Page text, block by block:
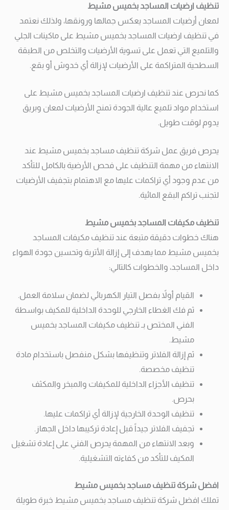
تنظيف ارضيات المساجد بخميس مشيط
لمعان أرضيات المساجد يعكس جمالها ورونقها، ولذلك نعتمد
في تنظيف ارضيات المساجد بخميس مشيط على ماكينات الجلي
والتلميع التي تعمل على تسوية الأرضيات والتخلص من الطبقة
السطحية المتراكمة على الأرضيات لإزالة أي خدوش أو بقع.
كما نحرص عند تنظيف ارضيات المساجد بخميس مشيط على
استخدام مواد تلميع عالية الجودة تمنح الأرضيات لمعان وبريق
يدوم لوقت طويل.
يحرص فريق عمل شركة تنظيف مساجد بخميس مشيط عند
الانتهاء من مهمة التنظيف على فحص الأرضية بالكامل للتأكد
من عدم وجود أي تراكمات عليها مع الاهتمام بتجفيف الأرضيات
لتجنب تراكم البقع المائية.
تنظيف مكيفات المساجد بخميس مشيط
هناك خطوات دقيقة متبعة عند تنظيف مكيفات المساجد
بخميس مشيط مما يهدف إلى إزالة الأتربة وتحسين جودة الهواء
داخل المساجد، والخطوات كالتالي:
القيام أولاً بفصل التيار الكهربائي لضمان سلامة العمل.
ثم فك الغطاء الخارجي للوحدة الداخلية للمكيف بواسطة
الفني المختص بـ تنظيف مكيفات المساجد بخميس
مشيط.
ثم إزالة الفلاتر وتنظيفها بشكل منفصل باستخدام مادة
تنظيف مخصصة.
تنظيف الأجزاء الداخلية للمكيفات والمبخر والمكثف
بحرص.
تنظيف الوحدة الخارجية لإزالة أي تراكمات عليها.
تجفيف الفلاتر جيداً قبل إعادة تركيبها داخل الجهاز.
وبعد الانتهاء من المهمة يحرص الفني على إعادة تشغيل
المكيف للتأكد من كفاءته التشغيلية.
افضل شركة تنظيف مساجد بخميس مشيط
تملك افضل شركة تنظيف مساجد بخميس مشيط خبرة طويلة